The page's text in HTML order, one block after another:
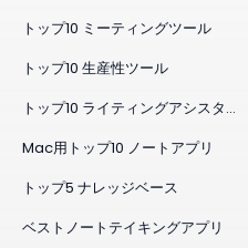
トップ10 ミーティングツール
トップ10 生産性ツール
トップ10 ライティングアシスタント
Mac用トップ10 ノートアプリ
トップ5 ナレッジベース
ベストノートテイキングアプリ